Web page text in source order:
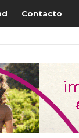
Contacto